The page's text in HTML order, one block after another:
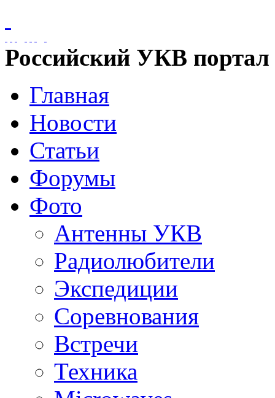
Российский УКВ портал
Главная
Новости
Статьи
Форумы
Фото
Антенны УКВ
Радиолюбители
Экспедиции
Соревнования
Встречи
Техника